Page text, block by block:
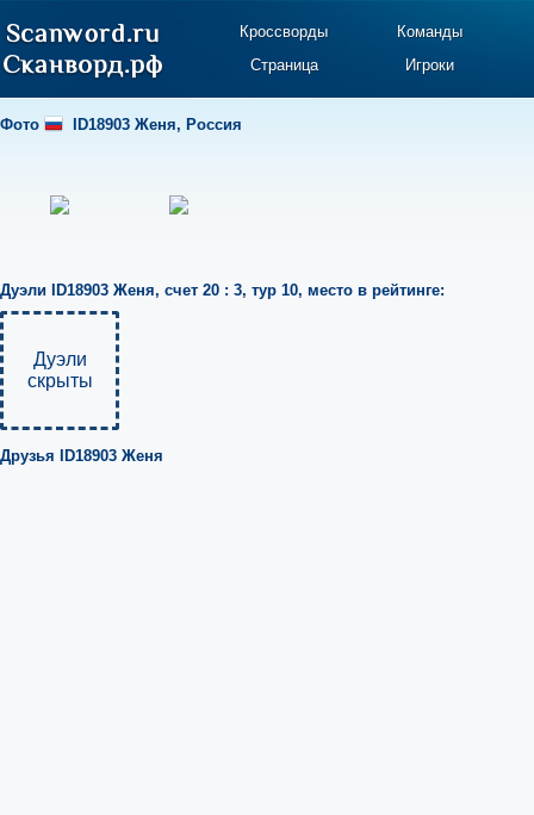
Кроссворды
Команды
Страница
Игроки
Фото ID18903 Женя, Россия
Дуэли ID18903 Женя, счет 20 : 3, тур 10, место в рейтинге:
Дуэли
скрыты
Друзья ID18903 Женя